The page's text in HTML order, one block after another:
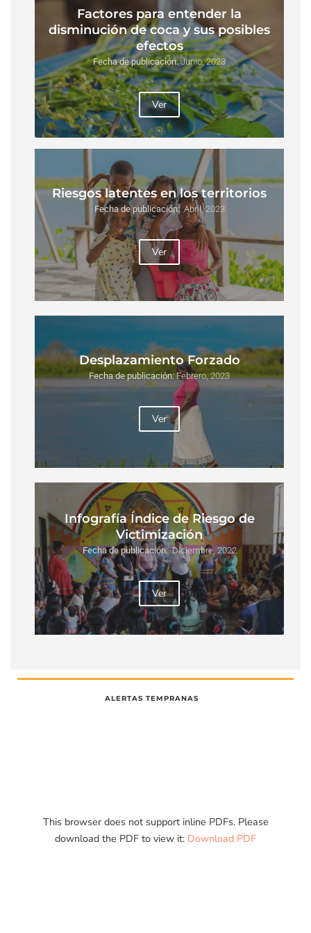
Factores para entender la
disminución de coca y sus posibles
efectos
Fecha de publicación:Junio, 2023
Ver
Riesgos latentes en los territorios
Fecha de publicación:Abril, 2023
Ver
Desplazamiento Forzado
Fecha de publicación:Febrero, 2023
Ver
Infografía Índice de Riesgo de
Victimización
Fecha de publicación:Diciembre, 2022
Ver
ALERTAS TEMPRANAS
This browser does not support inline PDFs. Please
download the PDF to view it: Download PDF